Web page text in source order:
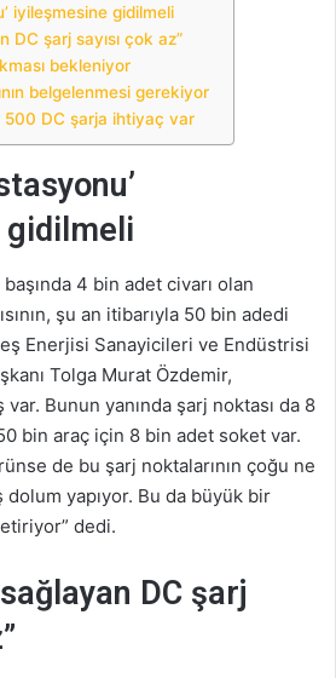
iyileşmesine gidilmeli
DC şarj sayısı çok az”
bekleniyor
belgelenmesi gerekiyor
500 DC şarja ihtiyaç var
gidilmeli
başında 4 bin adet civarı olan
şu an itibarıyla 50 bin adedi
Enerjisi Sanayicileri ve Endüstrisi
Tolga Murat Özdemir,
var. Bunun yanında şarj noktası da 8
bin araç için 8 bin adet soket var.
de bu şarj noktalarının çoğu ne
dolum yapıyor. Bu da büyük bir
dedi.
sağlayan DC şarj